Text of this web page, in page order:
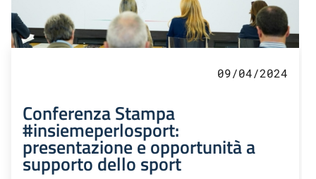
09/04/2024
Conferenza Stampa
#insiemeperlosport:
presentazione e opportunità a
supporto dello sport